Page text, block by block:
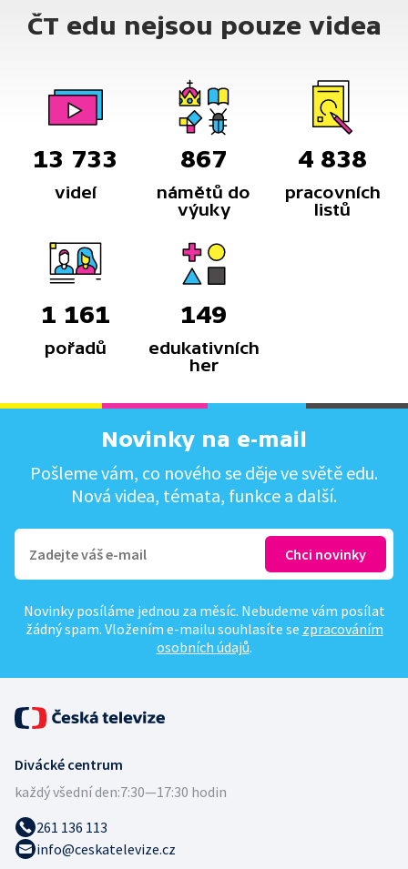
můžete bloumat celé dny úplně sami.
ČT edu nejsou pouze videa
13 733
videí
867
námětů do
výuky
4 838
pracovních
listů
1 161
pořadů
149
edukativních
her
Novinky na e-mail
Pošleme vám, co nového se děje ve světě edu.
Nová videa, témata, funkce a další.
Novinky posíláme jednou za měsíc. Nebudeme vám posílat
žádný spam. Vložením e-mailu souhlasíte se zpracováním
osobních údajů.